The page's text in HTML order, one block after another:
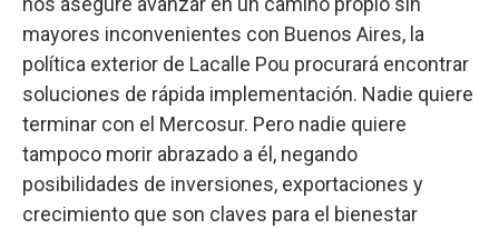
mayores inconvenientes con Buenos Aires, la
política exterior de Lacalle Pou procurará encontrar
soluciones de rápida implementación. Nadie quiere
terminar con el Mercosur. Pero nadie quiere
tampoco morir abrazado a él, negando
posibilidades de inversiones, exportaciones y
crecimiento que son claves para el bienestar